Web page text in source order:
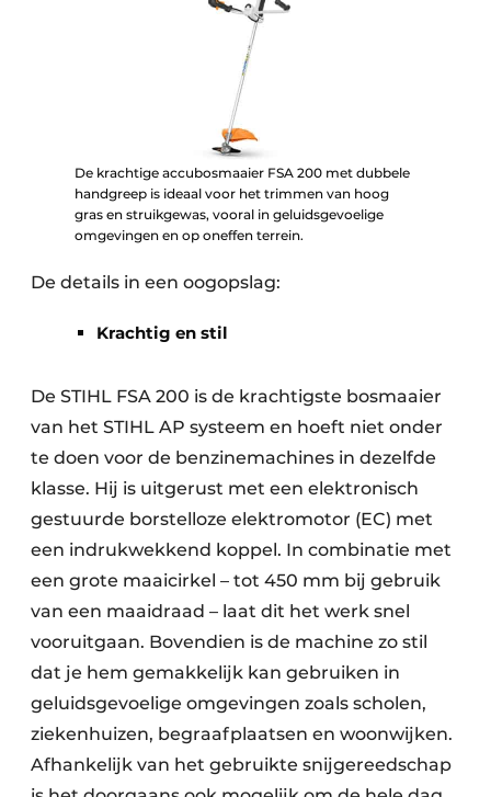
De krachtige accubosmaaier FSA 200 met dubbele
handgreep is ideaal voor het trimmen van hoog
gras en struikgewas, vooral in geluidsgevoelige
omgevingen en op oneffen terrein.
De details in een oogopslag:
Krachtig en stil
De STIHL FSA 200 is de krachtigste bosmaaier
van het STIHL AP systeem en hoeft niet onder
te doen voor de benzinemachines in dezelfde
klasse. Hij is uitgerust met een elektronisch
gestuurde borstelloze elektromotor (EC) met
een indrukwekkend koppel. In combinatie met
een grote maaicirkel – tot 450 mm bij gebruik
van een maaidraad – laat dit het werk snel
vooruitgaan. Bovendien is de machine zo stil
dat je hem gemakkelijk kan gebruiken in
geluidsgevoelige omgevingen zoals scholen,
ziekenhuizen, begraafplaatsen en woonwijken.
Afhankelijk van het gebruikte snijgereedschap